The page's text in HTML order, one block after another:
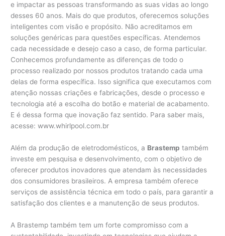
e impactar as pessoas transformando as suas vidas ao longo
desses 60 anos. Mais do que produtos, oferecemos soluções
inteligentes com visão e propósito. Não acreditamos em
soluções genéricas para questões específicas. Atendemos
cada necessidade e desejo caso a caso, de forma particular.
Conhecemos profundamente as diferenças de todo o
processo realizado por nossos produtos tratando cada uma
delas de forma específica. Isso significa que executamos com
atenção nossas criações e fabricações, desde o processo e
tecnologia até a escolha do botão e material de acabamento.
E é dessa forma que inovação faz sentido. Para saber mais,
acesse: www.whirlpool.com.br
Além da produção de eletrodomésticos, a Brastemp também
investe em pesquisa e desenvolvimento, com o objetivo de
oferecer produtos inovadores que atendam às necessidades
dos consumidores brasileiros. A empresa também oferece
serviços de assistência técnica em todo o país, para garantir a
satisfação dos clientes e a manutenção de seus produtos.
A Brastemp também tem um forte compromisso com a